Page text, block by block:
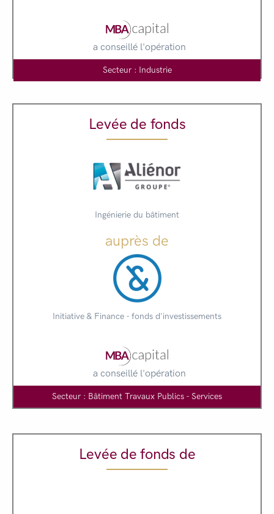
a conseillé l'opération
Secteur : Industrie
Levée de fonds
Ingénierie du bâtiment
auprès de
Initiative & Finance - fonds d'investissements
a conseillé l'opération
Secteur : Bâtiment Travaux Publics - Services
Levée de fonds de